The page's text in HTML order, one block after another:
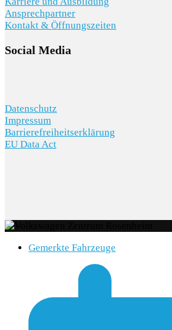
Ansprechpartner
Kontakt & Öffnungszeiten
Social Media
Datenschutz
Impressum
Barrierefreiheitserklärung
EU Data Act
Gemerkte Fahrzeuge